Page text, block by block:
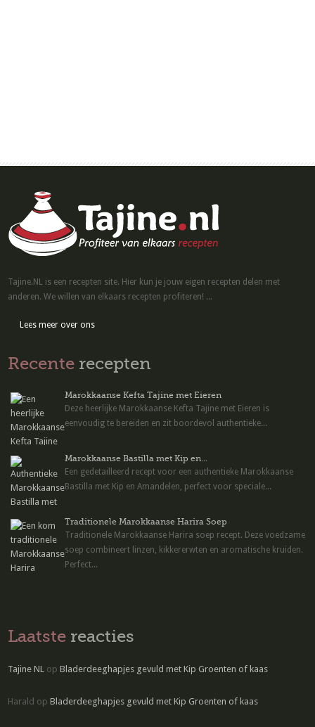
Tajine.NL is een recepten site. Hier kun je jouw eigen recepten delen met
anderen. We willen van elkaars recepten profiteren! ...
Lees meer over ons
Recente recepten
Marokkaanse Kefta Tajine met Eieren
Deze heerlijke Marokkaanse Kefta Tajine met Eieren is
eenvoudig te bereiden en zit boordevol authentieke...
Marokkaanse Bastilla met Kip en...
Een gedetailleerd recept voor een authentieke Marokkaanse
Bastilla met Kip en Amandelen, perfect voor speciale...
Traditionele Marokkaanse Harira Soep
Traditionele Marokkaanse Harira soep recept. Deze voedzame
soep combineert linzen, kikkererwten en aromatische kruiden.
Perfect...
Laatste reacties
Tajine NL opBladerdeeghapjes gevuld met Kip Groenten of kaas
Harald opBladerdeeghapjes gevuld met Kip Groenten of kaas